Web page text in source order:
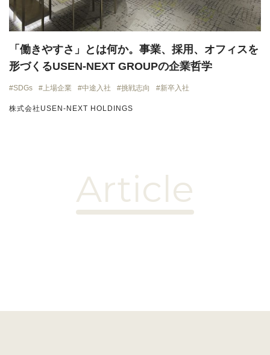
「働きやすさ」とは何か。事業、採用、オフィスを
形づくるUSEN-NEXT GROUPの企業哲学
SDGs 上場企業 中途入社 挑戦志向 新卒入社
株式会社USEN-NEXT HOLDINGS
Article